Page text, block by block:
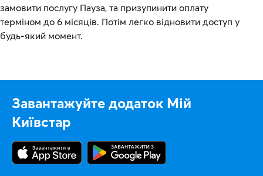
замовити послугу Пауза, та призупинити оплату
терміном до 6 місяців. Потім легко відновити доступ у
будь-який момент.
Завантажуйте додаток Мій
Київстар